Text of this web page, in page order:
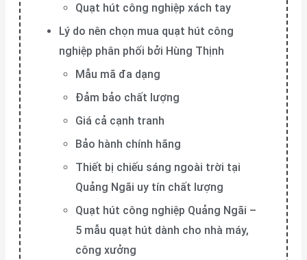
Quạt hút công nghiệp xách tay
Lý do nên chọn mua quạt hút công
nghiệp phân phối bởi Hùng Thịnh
Mẫu mã đa dạng
Đảm bảo chất lượng
Giá cả cạnh tranh
Bảo hành chính hãng
Thiết bị chiếu sáng ngoài trời tại
Quảng Ngãi uy tín chất lượng
Quạt hút công nghiệp Quảng Ngãi –
5 mẫu quạt hút dành cho nhà máy,
công xưởng